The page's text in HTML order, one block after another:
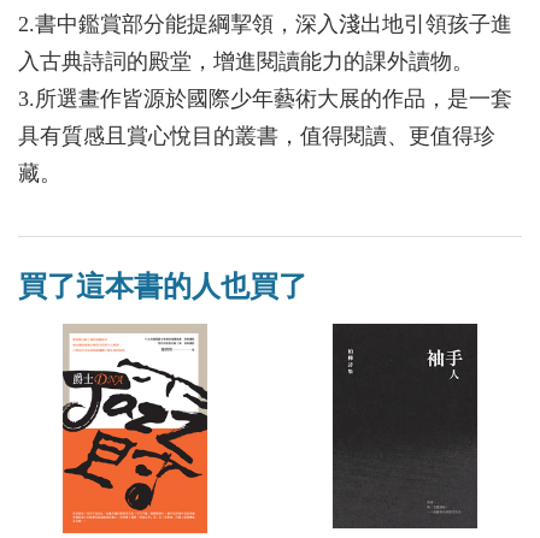
2.書中鑑賞部分能提綱挈領，深入淺出地引領孩子進
入古典詩詞的殿堂，增進閱讀能力的課外讀物。
3.所選畫作皆源於國際少年藝術大展的作品，是一套
具有質感且賞心悅目的叢書，值得閱讀、更值得珍
藏。
買了這本書的人也買了